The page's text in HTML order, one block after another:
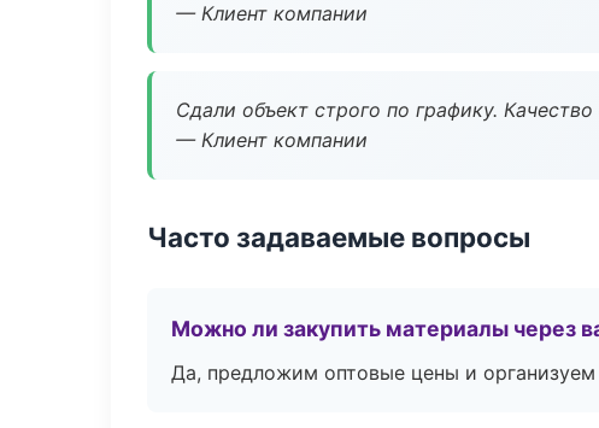
— Клиент компании
Сдали объект строго по графику.
— Клиент компании
Часто задаваемые вопросы
Можно ли закупить материалы через
Да, предложим оптовые цены и организуем